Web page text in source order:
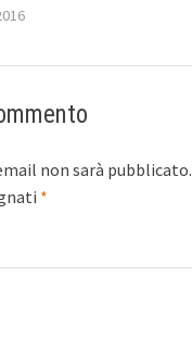
non sarà pubblicato.
*